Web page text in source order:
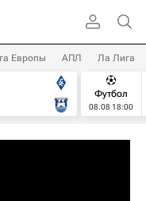
Европы АПЛ Ла Лига
Футбол
08.08 18:00